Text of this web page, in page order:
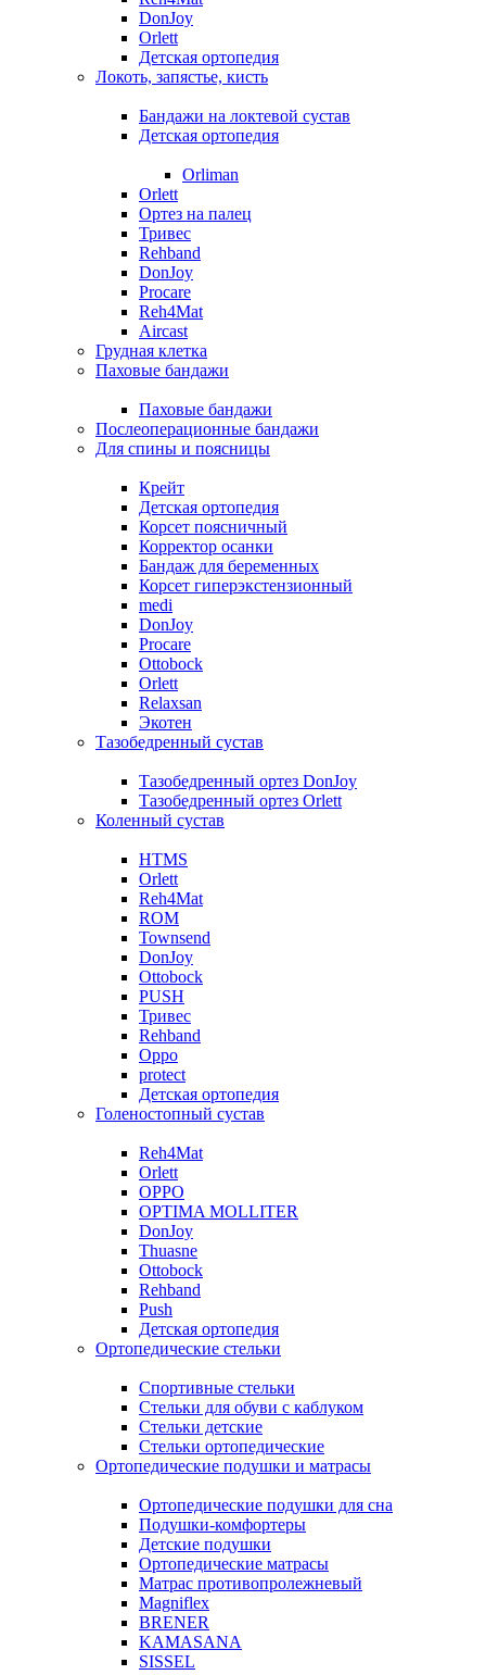
DonJoy
Orlett
Детская ортопедия
Локоть, запястье, кисть
Бандажи на локтевой сустав
Детская ортопедия
Orliman
Orlett
Ортез на палец
Тривес
Rehband
DonJoy
Procare
Reh4Mat
Aircast
Грудная клетка
Паховые бандажи
Паховые бандажи
Послеоперационные бандажи
Для спины и поясницы
Крейт
Детская ортопедия
Корсет поясничный
Корректор осанки
Бандаж для беременных
Корсет гиперэкстензионный
medi
DonJoy
Procare
Ottobock
Orlett
Relaxsan
Экотен
Тазобедренный сустав
Тазобедренный ортез DonJoy
Тазобедренный ортез Orlett
Коленный сустав
HTMS
Orlett
Reh4Mat
ROM
Townsend
DonJoy
Ottobock
PUSH
Тривес
Rehband
Oppo
protect
Детская ортопедия
Голеностопный сустав
Reh4Mat
Orlett
OPPO
OPTIMA MOLLITER
DonJoy
Thuasne
Ottobock
Rehband
Push
Детская ортопедия
Ортопедические стельки
Спортивные стельки
Стельки для обуви с каблуком
Стельки детские
Стельки ортопедические
Ортопедические подушки и матрасы
Ортопедические подушки для сна
Подушки-комфортеры
Детские подушки
Ортопедические матрасы
Матрас противопролежневый
Magniflex
BRENER
KAMASANA
SISSEL